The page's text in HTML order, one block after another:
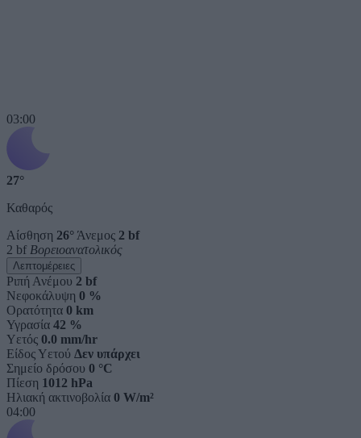
03:00
27°
Καθαρός
Αίσθηση 26° Άνεμος 2 bf
2 bf Βορειοανατολικός
Λεπτομέρειες
Ριπή Ανέμου 2 bf
Νεφοκάλυψη 0 %
Ορατότητα 0 km
Υγρασία 42 %
Υετός 0.0 mm/hr
Είδος Υετού Δεν υπάρχει
Σημείο δρόσου 0 °C
Πίεση 1012 hPa
Ηλιακή ακτινοβολία 0 W/m²
04:00